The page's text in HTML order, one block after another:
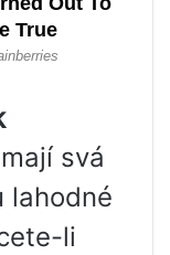
svá
lahodné
li